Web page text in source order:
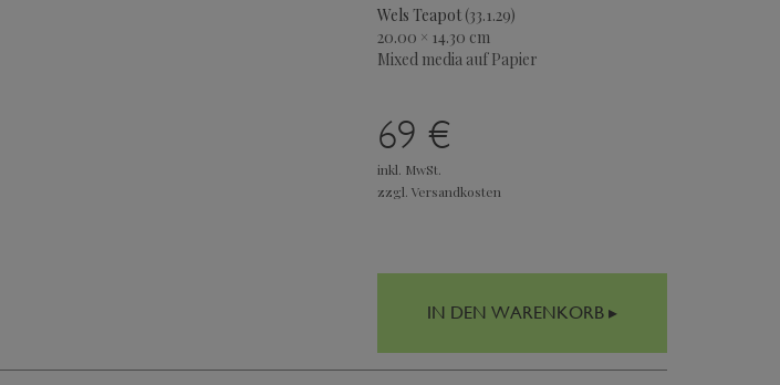
Wels Teapot(33.1.29)
20.00 × 14.30 cm
Mixed media auf Papier
69 €
inkl. MwSt.
zzgl. Versandkosten
IN DEN WARENKORB ▸